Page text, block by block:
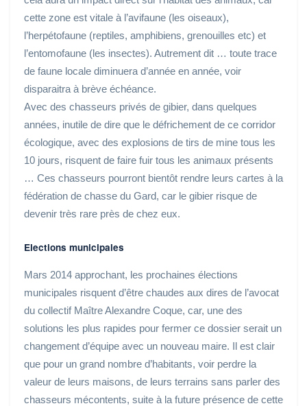
cette zone est vitale à l’avifaune (les oiseaux),
l’herpétofaune (reptiles, amphibiens, grenouilles etc) et
l’entomofaune (les insectes). Autrement dit … toute trace
de faune locale diminuera d’année en année, voir
disparaitra à brève échéance.
Avec des chasseurs privés de gibier, dans quelques
années, inutile de dire que le défrichement de ce corridor
écologique, avec des explosions de tirs de mine tous les
10 jours, risquent de faire fuir tous les animaux présents
… Ces chasseurs pourront bientôt rendre leurs cartes à la
fédération de chasse du Gard, car le gibier risque de
devenir très rare près de chez eux.
Elections municipales
Mars 2014 approchant, les prochaines élections
municipales risquent d’être chaudes aux dires de l’avocat
du collectif Maître Alexandre Coque, car, une des
solutions les plus rapides pour fermer ce dossier serait un
changement d’équipe avec un nouveau maire. Il est clair
que pour un grand nombre d’habitants, voir perdre la
valeur de leurs maisons, de leurs terrains sans parler des
chasseurs mécontents, suite à la future présence de cette